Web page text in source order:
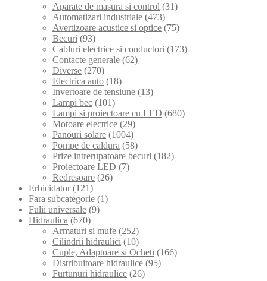
Aparate de masura si control (31)
Automatizari industriale (473)
Avertizoare acustice si optice (75)
Becuri (93)
Cabluri electrice si conductori (173)
Contacte generale (62)
Diverse (270)
Electrica auto (18)
Invertoare de tensiune (13)
Lampi bec (101)
Lampi si proiectoare cu LED (680)
Motoare electrice (29)
Panouri solare (1004)
Pompe de caldura (58)
Prize intrerupatoare becuri (182)
Proiectoare LED (7)
Redresoare (26)
Erbicidator (121)
Fara subcategorie (1)
Fulii universale (9)
Hidraulica (670)
Armaturi si mufe (252)
Cilindrii hidraulici (10)
Cuple, Adaptoare si Ocheti (166)
Distribuitoare hidraulice (95)
Furtunuri hidraulice (26)